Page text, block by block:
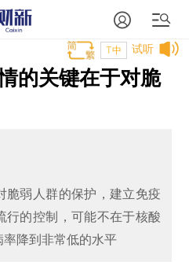
试听
T中
的关键在于对脆
脆弱人群的保护，建立免疫
行的控制，可能不在于核酸
降到非常低的水平